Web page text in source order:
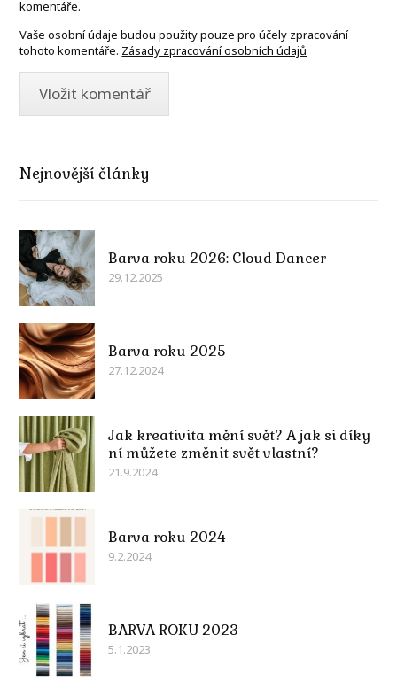
komentáře.
Vaše osobní údaje budou použity pouze pro účely zpracování
tohoto komentáře. Zásady zpracování osobních údajů
Nejnovější články
Barva roku 2026: Cloud Dancer
29.12.2025
Barva roku 2025
27.12.2024
Jak kreativita mění svět? A jak si díky
ní můžete změnit svět vlastní?
21.9.2024
Barva roku 2024
9.2.2024
BARVA ROKU 2023
5.1.2023